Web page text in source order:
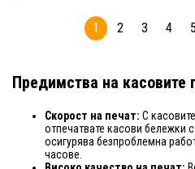
1 2 3 4 5
Предимства на касовите
Скорост на печат: С
отпечатвате касови бележки
осигурява безпроблемна
часове.